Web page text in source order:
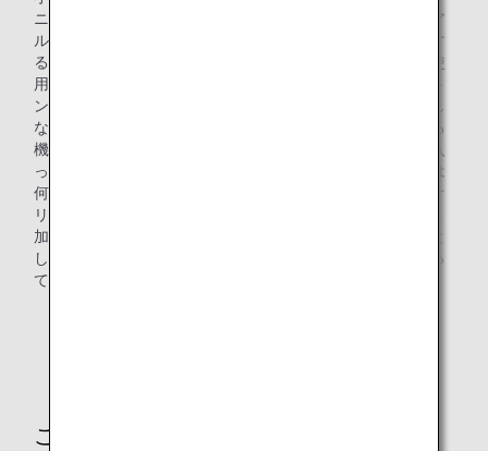
ニティキットは、これまで数年に一度の頻度で、リニューア
ルをおこなってきました。今回、アメニティキットを刷新す
るにあたり、念頭においたのは、「環境に配慮した素材を使
用する」ということでした。ポーチには、天然素材のコット
ンとリサイクル素材を使用して、プラスチックを極力使用し
ないように工夫しました。そしてポーチの中には、乾燥する
機内でも快適にお過ごしいただくためにスキンケア製品が入
っています。また、旅行中に身近にあったら便利なものには
何があるかを検討した結果、これも初の試みとして、ANAオ
リジナルエコバッグとカードケース（*）を同梱しています。
加えて搭乗されたお客様が使用されるだけでなく、お土産と
してご家族や大切な方へお渡しになることも想像して、貰っ
て嬉しいものになるような点も意識をしました。
こだわったポイントはありますか？